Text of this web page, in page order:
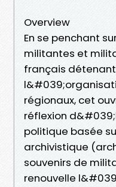
Overview
En se penchant
militantes et
français
régionaux, cet
réflexion
politique basée
archivistique
souvenirs de
renouvelle